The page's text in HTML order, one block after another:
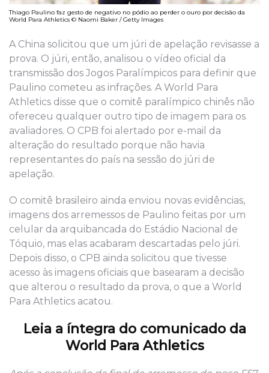
Thiago Paulino faz gesto de negativo no pódio ao perder o ouro por decisão da
World Para Athletics © Naomi Baker / Getty Images
A China solicitou que um júri de apelação revisasse a
prova. O júri, então, analisou o vídeo oficial da
transmissão dos Jogos Paralímpicos para definir que
Paulino cometeu as infrações. A World Para
Athletics disse que o comitê paralímpico chinês não
ofereceu qualquer outro tipo de imagem para os
avaliadores. O CPB foi alertado por e-mail da
alteração do resultado porque não havia
representantes do país na sessão do júri de
apelação.
O comitê brasileiro ainda enviou novas evidências,
imagens dos arremessos de Paulino feitas por um
celular da arquibancada do Estádio Nacional de
Tóquio, mas elas acabaram descartadas pelo júri.
Depois disso, o CPB ainda solicitou que tivesse
acesso às imagens oficiais que basearam a decisão
que alterou o resultado da prova, o que a World
Para Athletics acatou.
Leia a íntegra do comunicado da
World Para Athletics